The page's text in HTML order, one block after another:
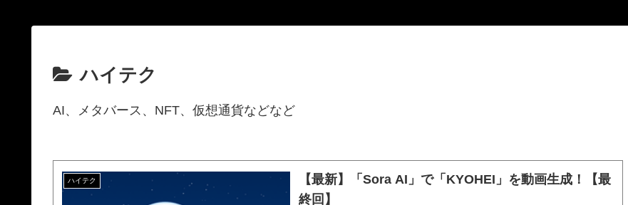
ハイテク
AI、メタバース、NFT、仮想通貨などなど
ハイテク
【最新】「Sora AI」で「KYOHEI」を動画生成！【最
終回】